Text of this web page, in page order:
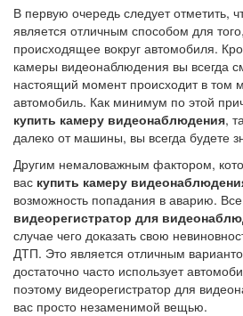
В первую очередь следует отметить,
является отличным способом для
происходящее вокруг автомобиля.
камеры видеонаблюдения вы всегда
настоящий момент происходит в том
автомобиль. Как минимум по этой
купить камеру видеонаблюдения,
далеко от машины, вы всегда будете
Другим немаловажным фактором,
вас купить камеру
возможность попадания в аварию.
видеорегистратор для
случае чего доказать свою
ДТП. Это является отличным
достаточно часто использует
поэтому видеорегистратор для
вас просто незаменимой вещью.